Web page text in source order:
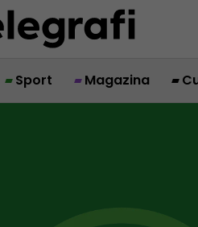
Sport Magazina